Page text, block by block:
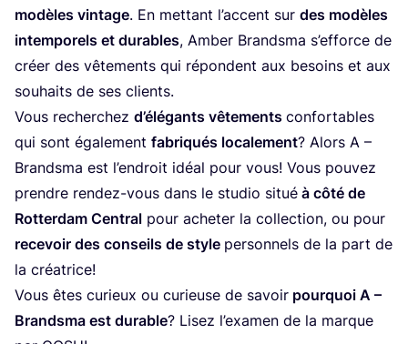
modèles vin­tage. En met­tant l’ac­cent sur des modèles
intem­po­rels et durables, Amber Brand­sma s’ef­force de
créer des vête­ments qui répondent aux besoins et aux
sou­haits de ses clients.
Vous recher­chez d’é­lé­gants vête­ments confor­tables
qui sont éga­le­ment fabri­qués loca­le­ment? Alors A –
Brand­sma est l’en­droit idéal pour vous! Vous pou­vez
prendre ren­dez-vous dans le stu­dio situé à côté de
Rot­ter­dam Cen­tral pour ache­ter la col­lec­tion, ou pour
rece­voir des conseils de style per­son­nels de la part de
la créatrice!
Vous êtes curieux ou curieuse de savoir pour­quoi A –
Brand­sma est durable? Lisez l’examen de la marque